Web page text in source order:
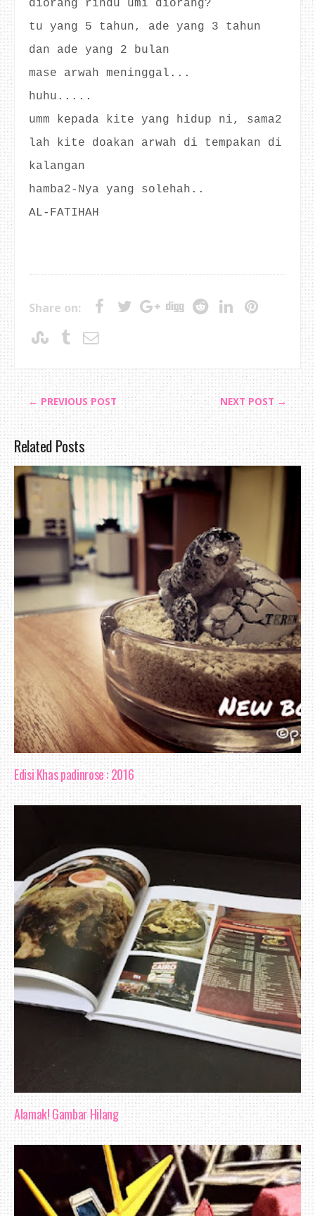
diorang rindu umi diorang?
tu yang 5 tahun, ade yang 3 tahun
dan ade yang 2 bulan
mase arwah meninggal...
huhu.....
umm kepada kite yang hidup ni, sama2
lah kite doakan arwah di tempakan di
kalangan
hamba2-Nya yang solehah..
AL-FATIHAH
Share on:
← PREVIOUS POST NEXT POST →
Related Posts
Edisi Khas padinrose : 2016
Alamak! Gambar Hilang